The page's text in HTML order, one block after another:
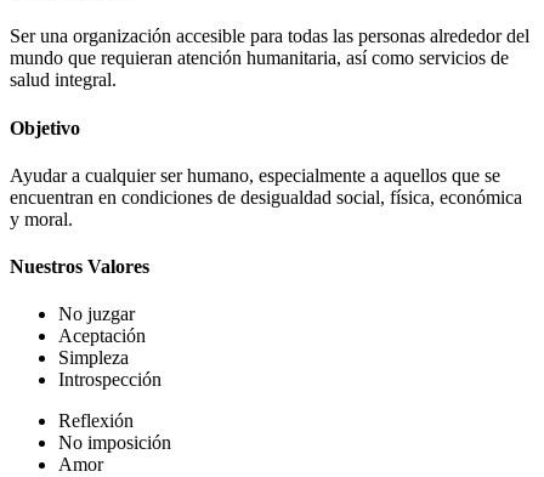
Ser una organización accesible para todas las personas alrededor del
mundo que requieran atención humanitaria, así como servicios de
salud integral.
Objetivo
Ayudar a cualquier ser humano, especialmente a aquellos que se
encuentran en condiciones de desigualdad social, física, económica
y moral.
Nuestros Valores
No juzgar
Aceptación
Simpleza
Introspección
Reflexión
No imposición
Amor